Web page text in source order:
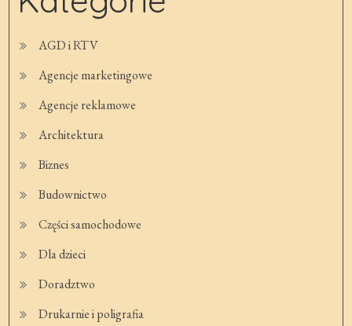
AGD i RTV
Agencje marketingowe
Agencje reklamowe
Architektura
Biznes
Budownictwo
Części samochodowe
Dla dzieci
Doradztwo
Drukarnie i poligrafia